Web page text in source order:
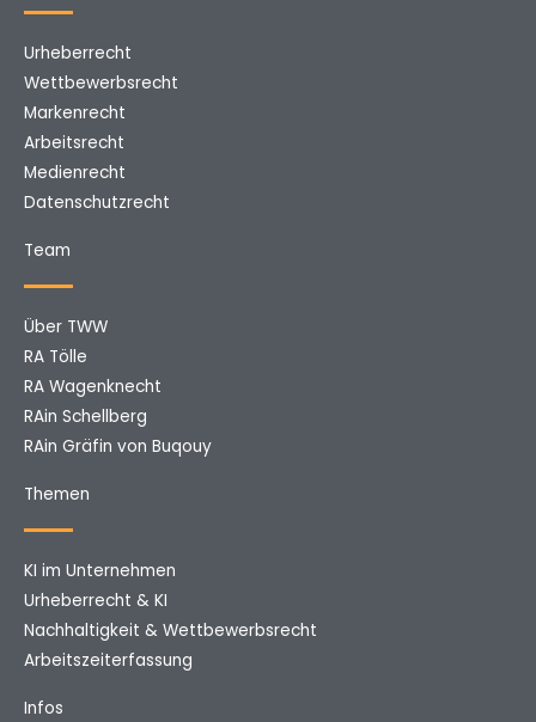
Urheberrecht
Wettbewerbsrecht
Markenrecht
Arbeitsrecht
Medienrecht
Datenschutzrecht
Team
Über TWW
RA Tölle
RA Wagenknecht
RAin Schellberg
RAin Gräfin von Buqouy
Themen
KI im Unternehmen
Urheberrecht & KI
Nachhaltigkeit & Wettbewerbsrecht
Arbeitszeiterfassung
Infos